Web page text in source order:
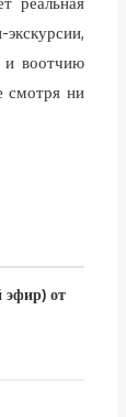
и воотчию
смотря ни
эфир) от